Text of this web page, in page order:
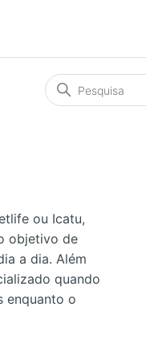
ou Icatu,
objetivo de
a dia. Além
quando
enquanto o